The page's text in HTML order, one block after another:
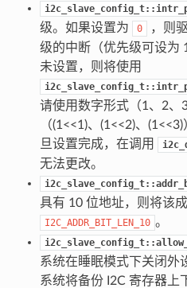
级。如果设置为
0
，则
级的中断（优先级可设为
未设置，则将使用
请使用数字形式（1、2、
（(1<<1)、(1<<2)、
旦设置完成，在调用
无法更改。
具有 10 位地址，则将该
I2C_ADDR_BIT_LEN_10 。
系统在睡眠模式下关闭外
系统将备份 I2C 寄存器上